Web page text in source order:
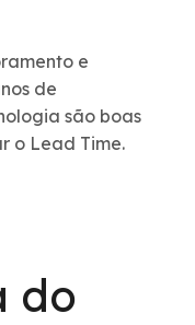
e
de
são boas
o Lead Time.
do